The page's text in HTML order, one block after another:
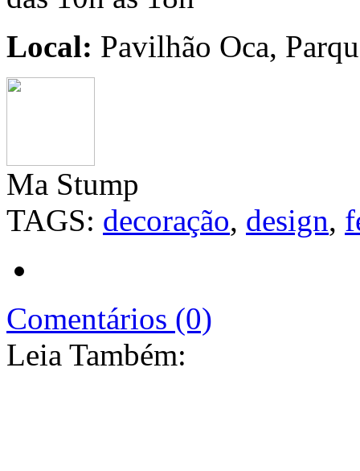
Local: Pavilhão Oca,
Ma Stump
TAGS: decoração, design,
Comentários (0)
Leia Também: